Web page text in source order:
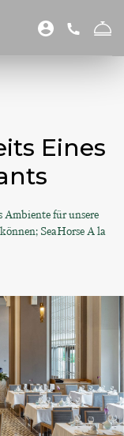
Eines
für unsere
SeaHorse A la